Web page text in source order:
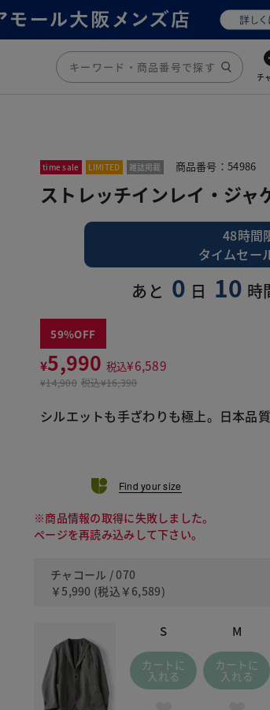
チ
time sale LIMITED 雑誌掲載 商品番号：54986
ストレッチインレイ・ジャ
48時間
タイムセー
あと 0 日 10 時
59
¥5,990 税込¥6,589
¥14,900 税込¥16,390
Find your size
※商品情報の取得に失敗しました。
ページを再読み込みして下さい。
チャコール / 070
￥5,990 (税込 ￥6,589)
S
カートに
入れる
M
カートに
入れる